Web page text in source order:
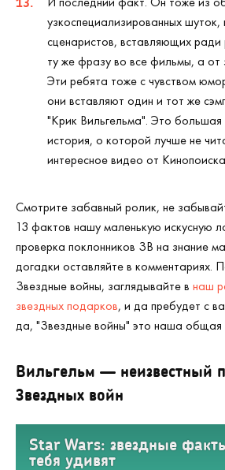
узкоспециализированных шуток,
сценаристов, вставляющих ради
ту же фразу во все фильмы, а от
Эти ребята тоже с чувством
они вставляют один и тот же
"Крик Вильгельма". Это большая
история, о которой лучше не
интересное видео от
Смотрите забавный ролик, не
13 фактов нашу маленькую искусную
проверка поклонников ЗВ на знание
догадки оставляйте в комментариях.
Звездные войны, заглядывайте в наш
звездных подарков, и да пребудет с
да, "Звездные войны" это наша общая
Вильгельм — неизвестный
Звездных войн
Star Wars: звездные
тебя удивят